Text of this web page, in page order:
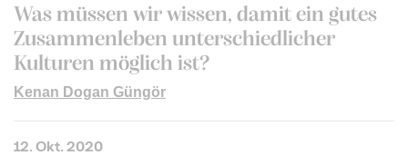
Was müssen wir wissen, damit ein gutes
Zusammenleben unterschiedlicher
Kulturen möglich ist?
Kenan Dogan Güngör
12. Okt. 2020